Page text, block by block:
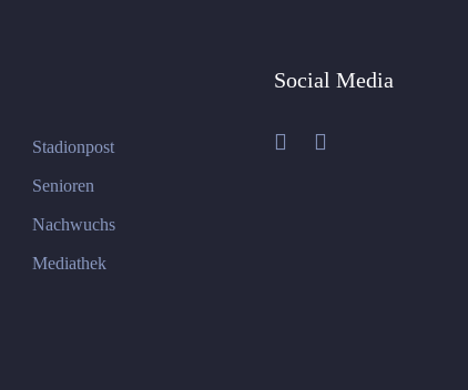
Stadionpost
Senioren
Nachwuchs
Mediathek
Social Media